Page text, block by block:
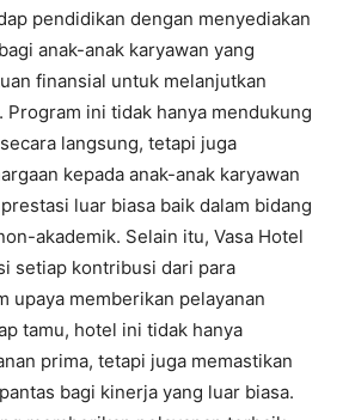
pendidikan dengan menyediakan
anak-anak karyawan yang
finansial untuk melanjutkan
Program ini tidak hanya mendukung
langsung, tetapi juga
kepada anak-anak karyawan
luar biasa baik dalam bidang
akademik. Selain itu, Vasa Hotel
setiap kontribusi dari para
upaya memberikan pelayanan
tamu, hotel ini tidak hanya
prima, tetapi juga memastikan
bagi kinerja yang luar biasa.